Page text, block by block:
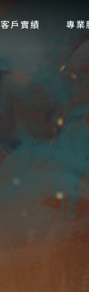
客戶實績 專業